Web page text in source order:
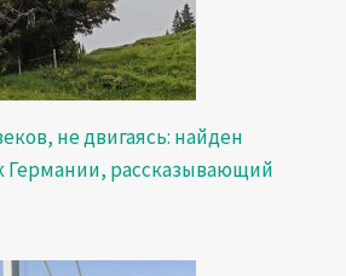
не двигаясь: найден
Германии, рассказывающий